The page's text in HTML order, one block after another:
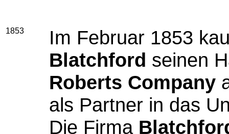
1853
Im Februar 1853
Blatchford seinen
Roberts Company
als Partner in das
Die Firma